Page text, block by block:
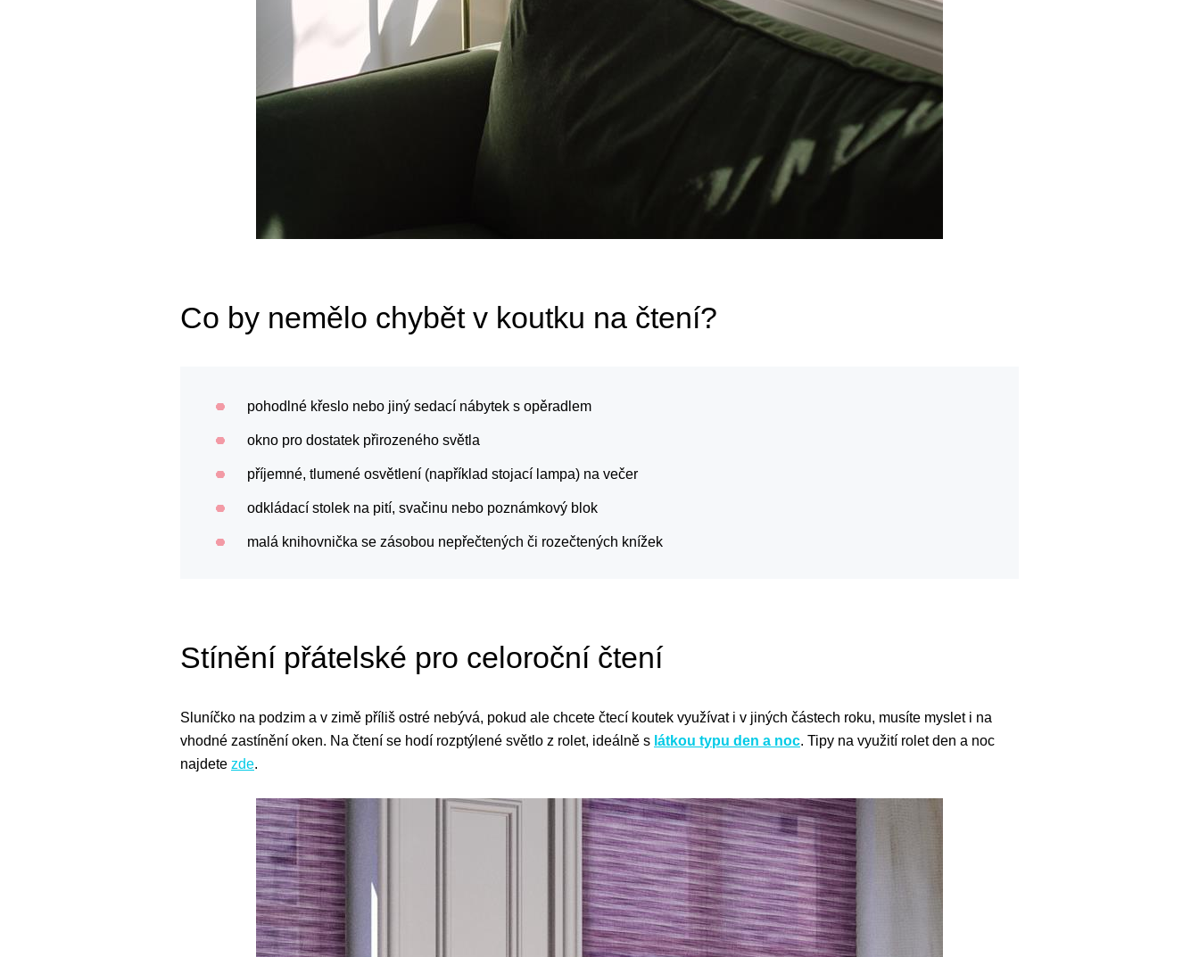
Co by nemělo chybět v koutku na čtení?
pohodlné křeslo nebo jiný sedací nábytek s opěradlem
okno pro dostatek přirozeného světla
příjemné, tlumené osvětlení (například stojací lampa) na večer
odkládací stolek na pití, svačinu nebo poznámkový blok
malá knihovnička se zásobou nepřečtených či rozečtených knížek
Stínění přátelské pro celoroční čtení
Sluníčko na podzim a v zimě příliš ostré nebývá, pokud ale chcete čtecí koutek využívat i v jiných částech roku, musíte myslet i na
vhodné zastínění oken. Na čtení se hodí rozptýlené světlo z rolet, ideálně s látkou typu den a noc. Tipy na využití rolet den a noc
najdete zde.